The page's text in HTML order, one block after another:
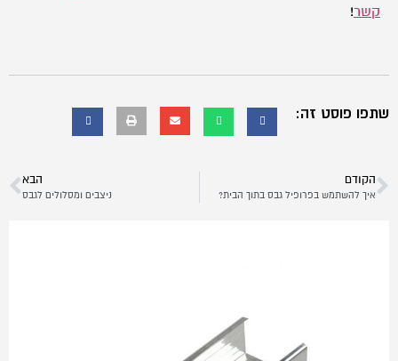
קשר!
שתפו פוסט זה:
הקודם
איך להשתמש בפרופיל גבס בתוך הבית?
הבא
ניצבים ומסלולים לגבס